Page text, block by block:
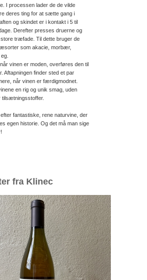
I processen lader de de vilde
deres ting for at sætte gang i
og skindet er i kontakt i 5 til
Derefter presses druerne og
træfade. Til dette bruger de
som akacie, morbær,
vinen er moden, overføres den til
Aftapningen finder sted et par
når vinen er færdigmodnet.
en rig og unik smag, uden
tilsætningsstoffer.
fantastiske, rene naturvine, der
egen historie. Og det må man sige
fra Klinec